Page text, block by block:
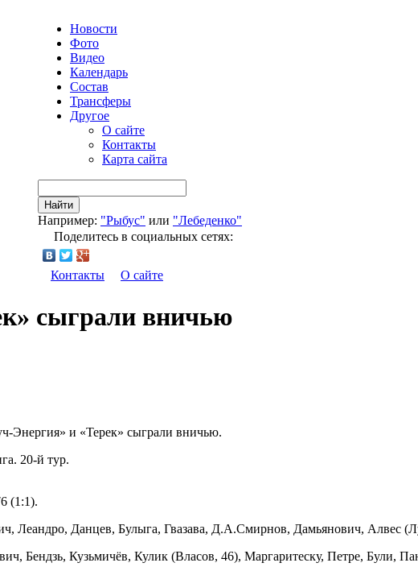
Новости
Фото
Видео
Календарь
Состав
Трансферы
Другое
О сайте
Контакты
Карта сайта
Найти
Например: "Рыбус" или "Лебеденко"
Поделитесь в социальных сетях:
Контакты О сайте
сыграли вничью
Энергия» и «Терек» сыграли вничью.
20-й тур.
(1:1).
Леандро, Данцев, Булыга, Гвазава, Д.А.Смирнов, Дамьянович, Алвес
Бендзь, Кузьмичёв, Кулик (Власов, 46), Маргаритеску, Петре, Були,